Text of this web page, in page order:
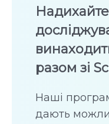
разом зі
Наші
дають